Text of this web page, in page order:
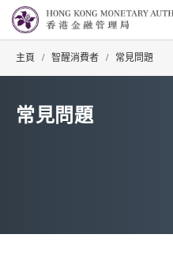
主頁 / 智醒消費者 / 常見問題
常見問題